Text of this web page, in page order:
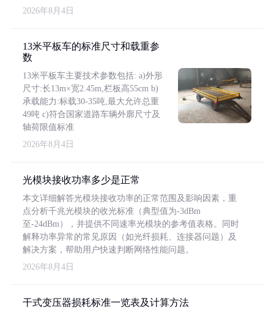
2026年8月4日
13米平板车的标准尺寸和载重参
数
13米平板车主要技术参数包括: a)外形
尺寸:长13m×宽2.45m,栏板高55cm b)
承载能力:标载30-35吨,最大允许总重
49吨 c)符合国家道路车辆外廓尺寸及
轴荷限值标准
2026年8月4日
光模块接收功率多少是正常
本文详细解答光模块接收功率的正常范围及影响因素，重
点分析千兆光模块的收光标准（典型值为-3dBm
至-24dBm），并提供不同速率光模块的参考值表格。同时
解释功率异常的常见原因（如光纤损耗、连接器问题）及
解决方案，帮助用户快速判断网络性能问题。
2026年8月4日
干式变压器损耗标准一览表及计算方法